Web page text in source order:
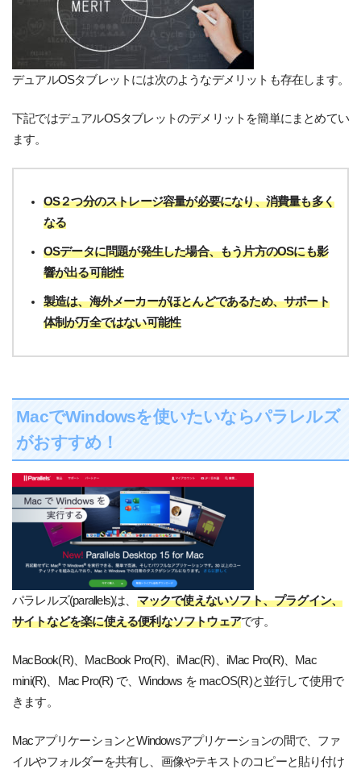
デュアルOSタブレットには次のようなデメリットも存在します。
下記ではデュアルOSタブレットのデメリットを簡単にまとめてい
ます。
OS２つ分のストレージ容量が必要になり、消費量も多く
なる
OSデータに問題が発生した場合、もう片方のOSにも影
響が出る可能性
製造は、海外メーカーがほとんどであるため、サポート
体制が万全ではない可能性
MacでWindowsを使いたいならパラレルズ
がおすすめ！
パラレルズ(parallels)は、 マックで使えないソフト、プラグイン、
サイトなどを楽に使える便利なソフトウェアです。
MacBook(R)、MacBook Pro(R)、iMac(R)、iMac Pro(R)、Mac
mini(R)、Mac Pro(R) で、Windows を macOS(R)と並行して使用で
きます。
MacアプリケーションとWindowsアプリケーションの間で、ファ
イルやフォルダーを共有し、画像やテキストのコピーと貼り付け